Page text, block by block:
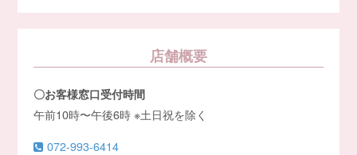
店舗概要
〇お客様窓口受付時間
午前10時〜午後6時 ※土日祝を除く
072-993-6414